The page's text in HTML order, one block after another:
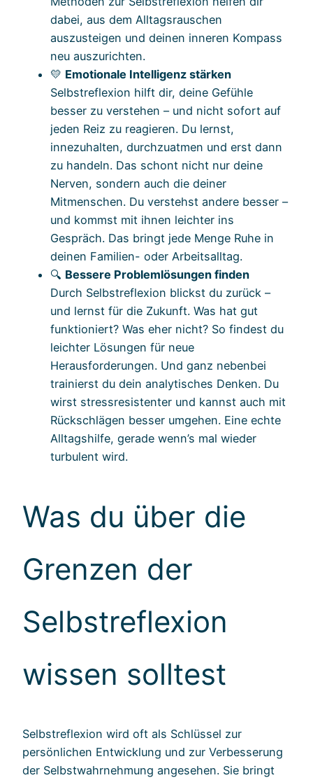
dabei, aus dem Alltagsrauschen
auszusteigen und deinen inneren Kompass
neu auszurichten.
💛 Emotionale Intelligenz stärken
Selbstreflexion hilft dir, deine Gefühle
besser zu verstehen – und nicht sofort auf
jeden Reiz zu reagieren. Du lernst,
innezuhalten, durchzuatmen und erst dann
zu handeln. Das schont nicht nur deine
Nerven, sondern auch die deiner
Mitmenschen. Du verstehst andere besser –
und kommst mit ihnen leichter ins
Gespräch. Das bringt jede Menge Ruhe in
deinen Familien- oder Arbeitsalltag.
🔍 Bessere Problemlösungen finden
Durch Selbstreflexion blickst du zurück –
und lernst für die Zukunft. Was hat gut
funktioniert? Was eher nicht? So findest du
leichter Lösungen für neue
Herausforderungen. Und ganz nebenbei
trainierst du dein analytisches Denken. Du
wirst stressresistenter und kannst auch mit
Rückschlägen besser umgehen. Eine echte
Alltagshilfe, gerade wenn’s mal wieder
turbulent wird.
Was du über die
Grenzen der
Selbstreflexion
wissen solltest
Selbstreflexion wird oft als Schlüssel zur
persönlichen Entwicklung und zur Verbesserung
der Selbstwahrnehmung angesehen. Sie bringt